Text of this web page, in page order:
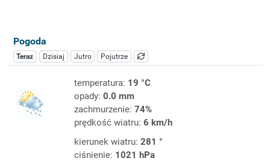
Pogoda
Teraz Dzisiaj Jutro Pojutrze
temperatura: 19 °C
opady: 0.0 mm
zachmurzenie: 74%
prędkość wiatru: 6 km/h
kierunek wiatru: 281 °
ciśnienie: 1021 hPa